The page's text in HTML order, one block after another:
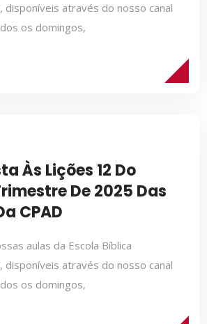
disponíveis através do nosso canal
os domingos,
Às Lições 12 Do
De 2025 Das
CPAD
aulas da Escola Bíblica
disponíveis através do nosso canal
os domingos,